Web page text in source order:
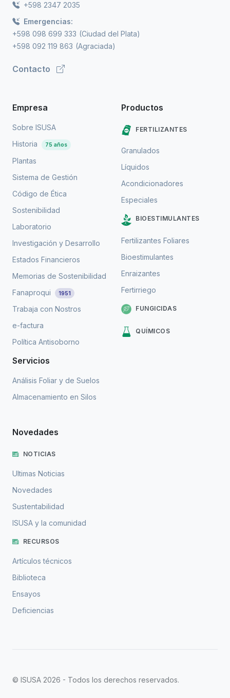
+598 2347 2035
Emergencias:
+598 098 699 333 (Ciudad del Plata)
+598 092 119 863 (Agraciada)
Contacto
Empresa
Sobre ISUSA
Historia
75 años
Plantas
Sistema de Gestión
Código de Ética
Sostenibilidad
Laboratorio
Investigación y Desarrollo
Estados Financieros
Memorias de Sostenibilidad
Fanaproqui
1951
Trabaja con Nostros
e-factura
Política Antisoborno
Servicios
Análisis Foliar y de Suelos
Almacenamiento en Silos
Productos
FERTILIZANTES
Granulados
Líquidos
Acondicionadores
Especiales
BIOESTIMULANTES
Fertilizantes Foliares
Bioestimulantes
Enraizantes
Fertirriego
FUNGICIDAS
QUÍMICOS
Novedades
NOTICIAS
Ultimas Noticias
Novedades
Sustentabilidad
ISUSA y la comunidad
RECURSOS
Artículos técnicos
Biblioteca
Ensayos
Deficiencias
© ISUSA 2026 - Todos los derechos reservados.